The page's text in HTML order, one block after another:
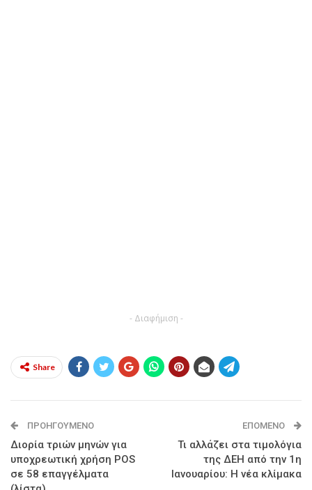
- Διαφήμιση -
Share
ΠΡΟΗΓΟΎΜΕΝΟ
Διορία τριών μηνών για
υποχρεωτική χρήση POS
σε 58 επαγγέλματα
ΕΠΌΜΕΝΟ
Τι αλλάζει στα τιμολόγια
της ΔΕΗ από την 1η
Ιανουαρίου: Η νέα κλίμακα